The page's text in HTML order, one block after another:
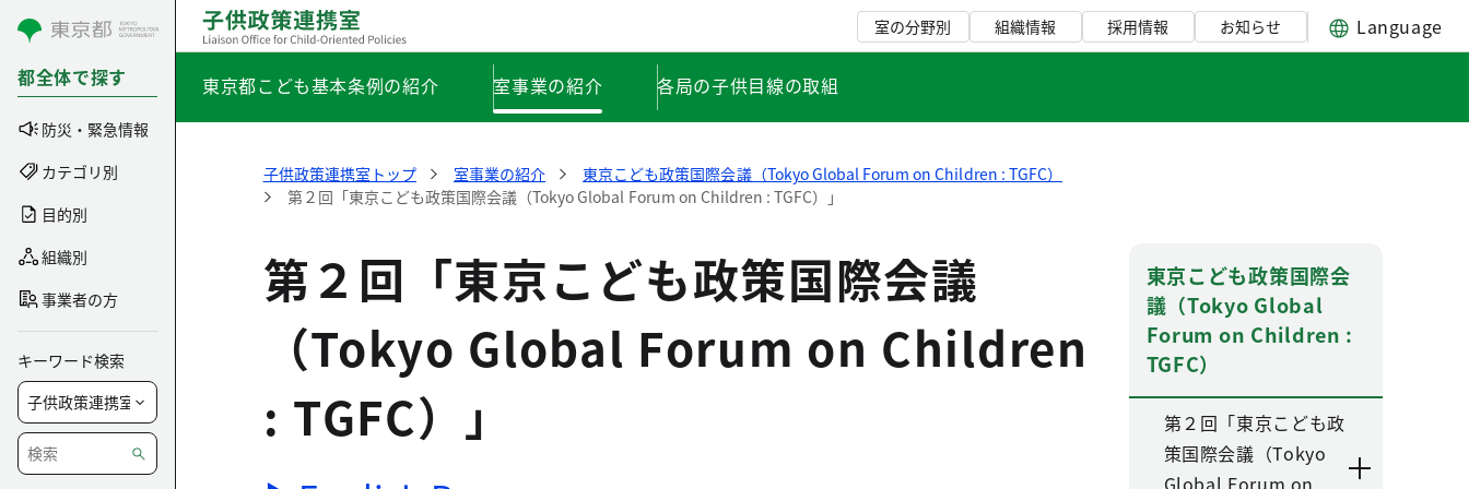
コンテンツにスキップ
都全体で探す
防災・緊急情報
カテゴリ別
目的別
組織別
事業者の方
キーワード検索
室の分野別 組織情報 採用情報 お知らせ Language
東京都こども基本条例の紹介 室事業の紹介 各局の子供目線の取組
子供政策連携室トップ 室事業の紹介
東京こども政策国際会議（Tokyo Global Forum on Children : TGFC）
第２回「東京こども政策国際会議（Tokyo Global Forum on Children : TGFC）」
第２回「東京こども政策国際会議
（Tokyo Global Forum on Children
: TGFC）」
東京こども政策国際会
議（Tokyo Global
Forum on Children :
TGFC）
第２回「東京こども政
策国際会議（Tokyo
Global Forum on